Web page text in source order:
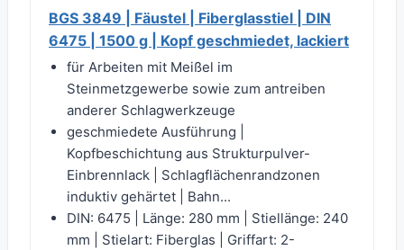
BGS 3849 | Fäustel | Fiberglasstiel | DIN
6475 | 1500 g | Kopf geschmiedet, lackiert
für Arbeiten mit Meißel im
Steinmetzgewerbe sowie zum antreiben
anderer Schlagwerkzeuge
geschmiedete Ausführung |
Kopfbeschichtung aus Strukturpulver-
Einbrennlack | Schlagflächenrandzonen
induktiv gehärtet | Bahn...
DIN: 6475 | Länge: 280 mm | Stiellänge: 240
mm | Stielart: Fiberglas | Griffart: 2-